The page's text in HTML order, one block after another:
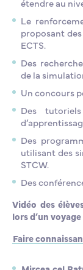
étendre au
Le
proposant
ECTS.
Des
de la
Un concours
Des
Des
utilisant des
STCW.
Des
Vidéo des
lors d’un
Faire